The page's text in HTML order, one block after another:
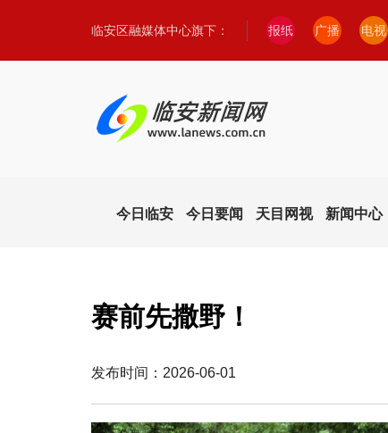
临安区融媒体中心旗下： 报纸 广播 电视
今日临安 今日要闻 天目网视 新闻中心
赛前先撒野！
发布时间：2026-06-01